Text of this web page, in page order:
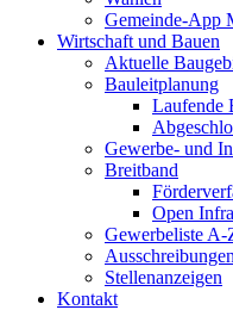
Gemeinde-App
Wirtschaft und Bauen
Aktuelle
Bauleitplanung
Laufende
Gewerbe- und
Breitband
Open Infra
Gewerbeliste A-
Ausschreibungen
Stellenanzeigen
Kontakt